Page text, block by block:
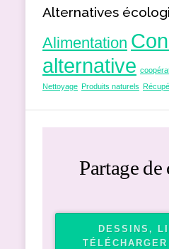
Alternatives
Alimentation
alternative
Nettoyage Produits naturels
Partage de
DESSINS,